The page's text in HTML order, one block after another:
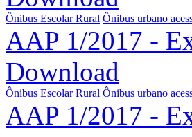
Ônibus Escolar Rural Ônibus urbano
AAP 1/2017 -
Download
Ônibus Escolar Rural Ônibus urbano
AAP 1/2017 -